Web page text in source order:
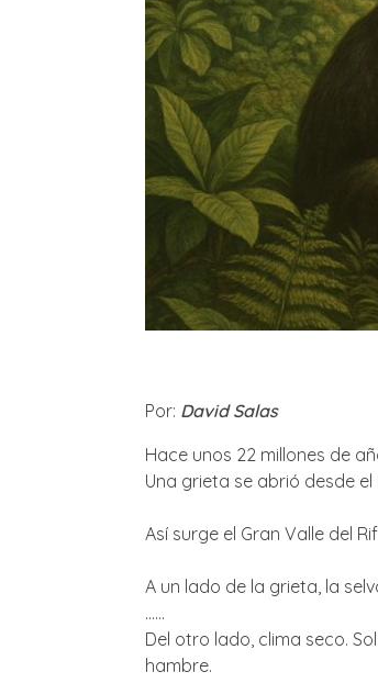
Por: David Salas
Hace unos 22 millones de
Una grieta se abrió desde
Así surge el Gran Valle del
A un lado de la grieta, la
……
Del otro lado, clima seco.
hambre.